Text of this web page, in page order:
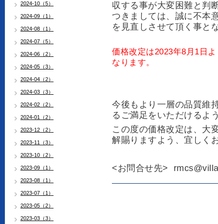
収する事が大変困難と判
つきましては、誠に不本
を見直しさせて頂く事と
価格改定は2023年8月1日
なります。
今後もより一層の品質維
るご満足をいただけるよ
この度の価格改定は、大
解賜 りますよう、宜しく
<お問合せ先>
2024-10（5）
2024-09（1）
2024-08（1）
2024-07（5）
2024-06（2）
2024-05（3）
2024-04（2）
2024-03（3）
2024-02（2）
2024-01（2）
2023-12（2）
2023-11（3）
2023-10（2）
2023-09（1）
2023-08（1）
2023-07（1）
2023-05（2）
2023-03（3）